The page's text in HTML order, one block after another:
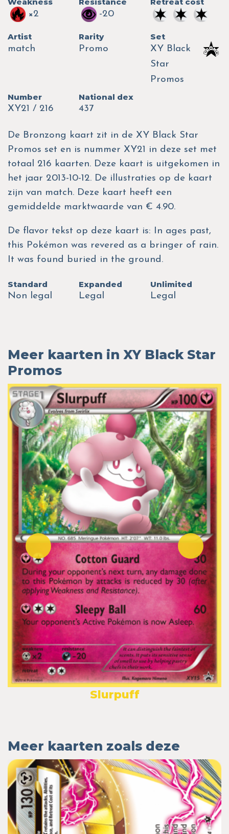
×2
-20
Artist
match
Rarity
Promo
Set
XY Black
Star
Promos
Number
XY21 / 216
National dex
437
De Bronzong kaart zit in de XY Black Star
Promos set en is nummer XY21 in deze set met
totaal 216 kaarten. Deze kaart is uitgekomen in
het jaar 2013-10-12. De illustraties op de kaart
zijn van match. Deze kaart heeft een
gemiddelde marktwaarde van € 4.90.
De flavor tekst op deze kaart is: In ages past,
this Pokémon was revered as a bringer of rain.
It was found buried in the ground.
Standard
Non legal
Expanded
Legal
Unlimited
Legal
Meer kaarten in XY Black Star
Promos
Slurpuff
Meer kaarten zoals deze